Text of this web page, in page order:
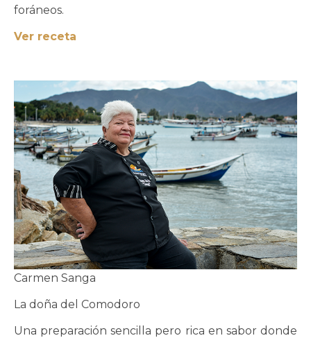
foráneos.
Ver receta
Carmen Sanga
La doña del Comodoro
Una preparación sencilla pero rica en sabor donde